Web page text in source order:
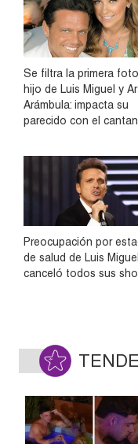
Se filtra la primera foto
hijo de Luis Miguel y
Arámbula: impacta su
parecido con el
Preocupación por
de salud de Luis
canceló todos sus